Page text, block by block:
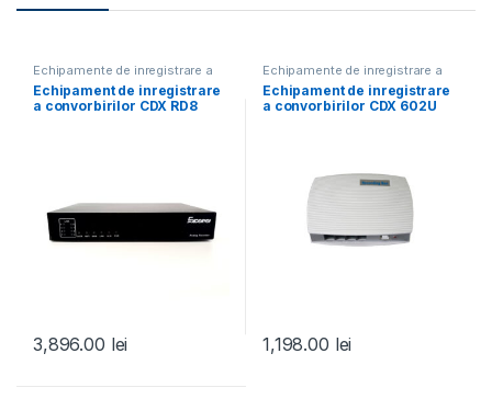
Echipamente de inregistrare a
convorbirilor
Echipament de inregistrare
a convorbirilor CDX RD8
3,896.00 lei
Echipamente de inregistrare a
convorbirilor
Echipament de inregistrare
a convorbirilor CDX 602U
1,198.00 lei